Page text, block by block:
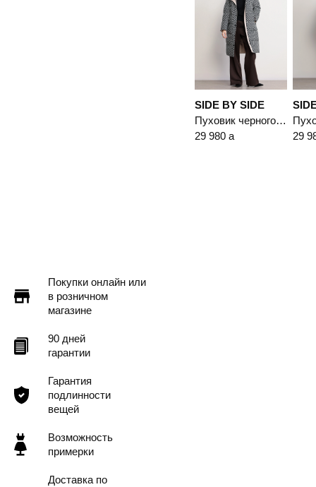
SIDE BY SIDE
Пуховик черного цвета с капюшоном
29 980 a 29
Покупки онлайн или
в розничном
магазине
90 дней
гарантии
Гарантия
подлинности
вещей
Возможность
примерки
Доставка по